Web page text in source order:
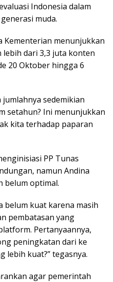
Indonesia dalam
muda.
Kementerian menunjukkan
lebih dari 3,3 juta konten
20 Oktober hingga 6
jumlahnya sedemikian
setahun? Ini menunjukkan
kita terhadap paparan
PP Tunas
namun Andina
belum optimal.
belum kuat karena masih
pembatasan yang
Pertanyaannya,
peningkatan dari ke
lebih kuat?” tegasnya.
agar pemerintah